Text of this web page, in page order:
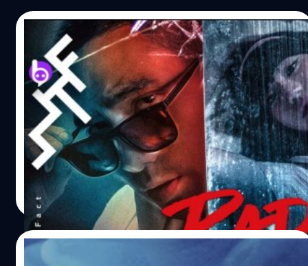
30/04/2019
ความสยองของพ่อบ้านใจกล้า “RADAR” ซิง
เกิ้ลใหม่จาก BURIN x TWOPEE Southside
“Radar” เป็นซิงเกิ้ลล่าสุดจาก บุรินทร์ บุญวิสุทธิ์ ที่มาพร้อมกับ
ท่วงทำนองสุดเร้าใจในซาวด์ดนตรียุค 80 กับกรู๊ฟชวนโยก
ไลน์กีตาร์แบบฟังกี้ ผสานไปกับซาวด์ซินธ์เท่ๆ และลูกเบส
แน่นๆ ที่บรรเลงไปบนท่วงทำนองของดนตรีดิสโก้ ฟังก์
“Radar” เป็นการกลับมาร่วมงานกันอีกครั้งของ บุรินทร์ กับ
บอย โกสิยพงษ์ ที่หยิบเอาสิ่งที่ทั้งคู่คุยกันเล่นมาขยายออก
เป็นเพลงเพลงนี้ ที่เล่าเรื่องของชายหนุ่มนักเที่ยวที่เพื่อนชวน
ออกไปตระเวนราตรีด้วยกัน แต่ดันมีแฟนสาวที่ไม่ยอมหลับ
ใหลเป็นอุปสรรคคอยขวางกั้นอยู่ แต่ด้วยใจมันรัก งานนี้แม้
อาจต้องเสี่ยงกันถึงชีวิต ก็ต้องลองดู ! *ดึกแล้วเธอยังไม่ยอม
ธีรพงศ์ เสรีสำราญ| 2656 days ago
Read More
02/04/2019